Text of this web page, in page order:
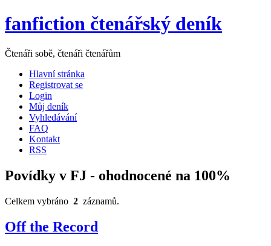
fanfiction čtenářský deník
Čtenáři sobě, čtenáři čtenářům
Hlavní stránka
Registrovat se
Login
Můj deník
Vyhledávání
FAQ
Kontakt
RSS
Povídky v FJ - ohodnocené na 100%
Celkem vybráno 2 záznamů.
Off the Record